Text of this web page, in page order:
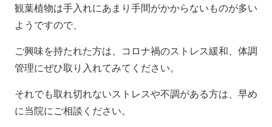
観葉植物は手入れにあまり手間がかからないものが多い
ようですので、
ご興味を持たれた方は、コロナ禍のストレス緩和、体調
管理にぜひ取り入れてみてください。
それでも取れ切れないストレスや不調がある方は、早め
に当院にご相談ください。